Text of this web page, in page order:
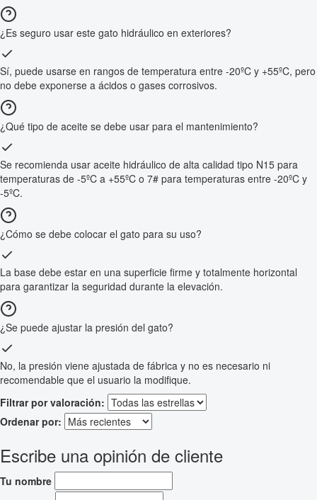
¿Es seguro usar este gato hidráulico en exteriores?
Sí, puede usarse en rangos de temperatura entre -20ºC y +55ºC, pero
no debe exponerse a ácidos o gases corrosivos.
¿Qué tipo de aceite se debe usar para el mantenimiento?
Se recomienda usar aceite hidráulico de alta calidad tipo N15 para
temperaturas de -5ºC a +55ºC o 7# para temperaturas entre -20ºC y
-5ºC.
¿Cómo se debe colocar el gato para su uso?
La base debe estar en una superficie firme y totalmente horizontal
para garantizar la seguridad durante la elevación.
¿Se puede ajustar la presión del gato?
No, la presión viene ajustada de fábrica y no es necesario ni
recomendable que el usuario la modifique.
Filtrar por valoración:
Ordenar por:
Escribe una opinión de cliente
Tu nombre